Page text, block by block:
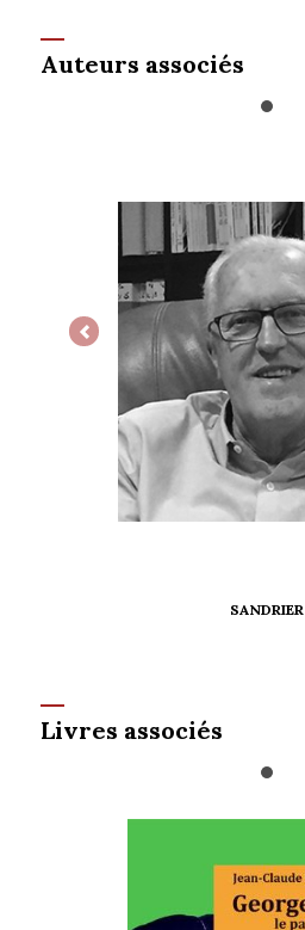
Auteurs associés
Previous
SANDRIER
Livres associés